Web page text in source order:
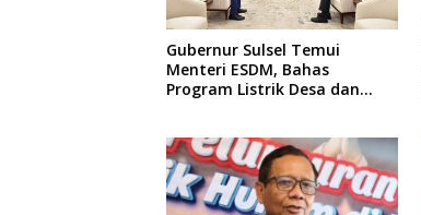
Gubernur Sulsel Temui
Menteri ESDM, Bahas
Program Listrik Desa dan